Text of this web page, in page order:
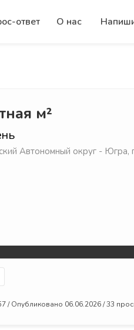
ответ О нас
м²
Автономный округ -
/ Опубликовано 06.06.2026 / 33